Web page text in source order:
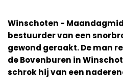
Winschoten -
bestuurder van een
gewond geraakt. De man
de Bovenburen in
schrok hij van een